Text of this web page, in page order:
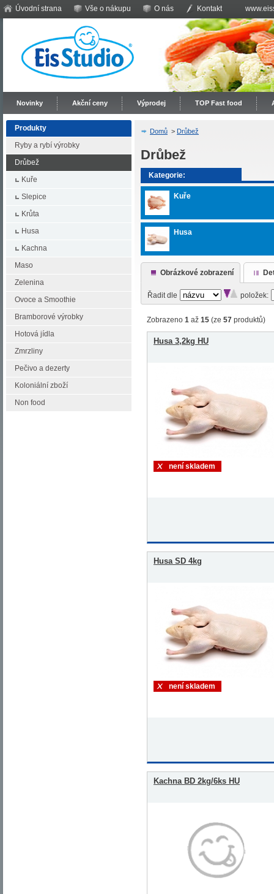
Úvodní strana Vše o nákupu O nás Kontakt
Novinky Akční ceny Výprodej TOP Fast food
Produkty
Ryby a rybí výrobky
Drůbež
Kuře
Slepice
Krůta
Husa
Kachna
Maso
Zelenina
Ovoce a Smoothie
Bramborové výrobky
Hotová jídla
Zmrzliny
Pečivo a dezerty
Koloniální zboží
Non food
Domů > Drůbež
Drůbež
Kategorie:
Kuře
Husa
Obrázkové zobrazení
Řadit dle položek:
Zobrazeno 1 až 15 (ze 57 produktů)
Husa 3,2kg HU
není skladem
Husa SD 4kg
není skladem
Kachna BD 2kg/6ks HU